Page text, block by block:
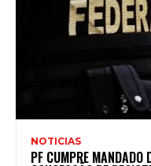
NOTICIAS
PF CUMPRE MANDADO